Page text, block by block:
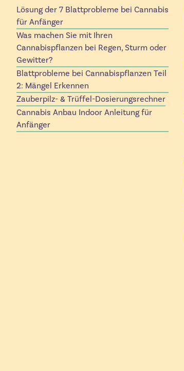
Lösung der 7 Blattprobleme bei Cannabis
für Anfänger
Was machen Sie mit Ihren
Cannabispflanzen bei Regen, Sturm oder
Gewitter?
Blattprobleme bei Cannabispflanzen Teil
2: Mängel Erkennen
Zauberpilz- & Trüffel-Dosierungsrechner
Cannabis Anbau Indoor Anleitung für
Anfänger